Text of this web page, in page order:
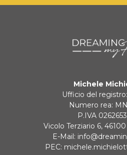
Michele
Ufficio del
Numero rea:
P.IVA
Vicolo Terziario 6,
E-Mail:
PEC: